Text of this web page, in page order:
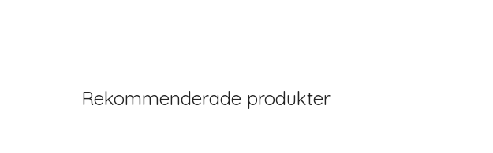
Rekommenderade produkter